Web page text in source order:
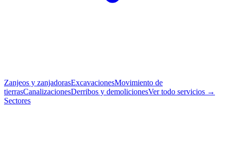
Zanjeos y zanjadorasExcavacionesMovimiento de
tierrasCanalizacionesDerribos y demolicionesVer todo servicios →
Sectores